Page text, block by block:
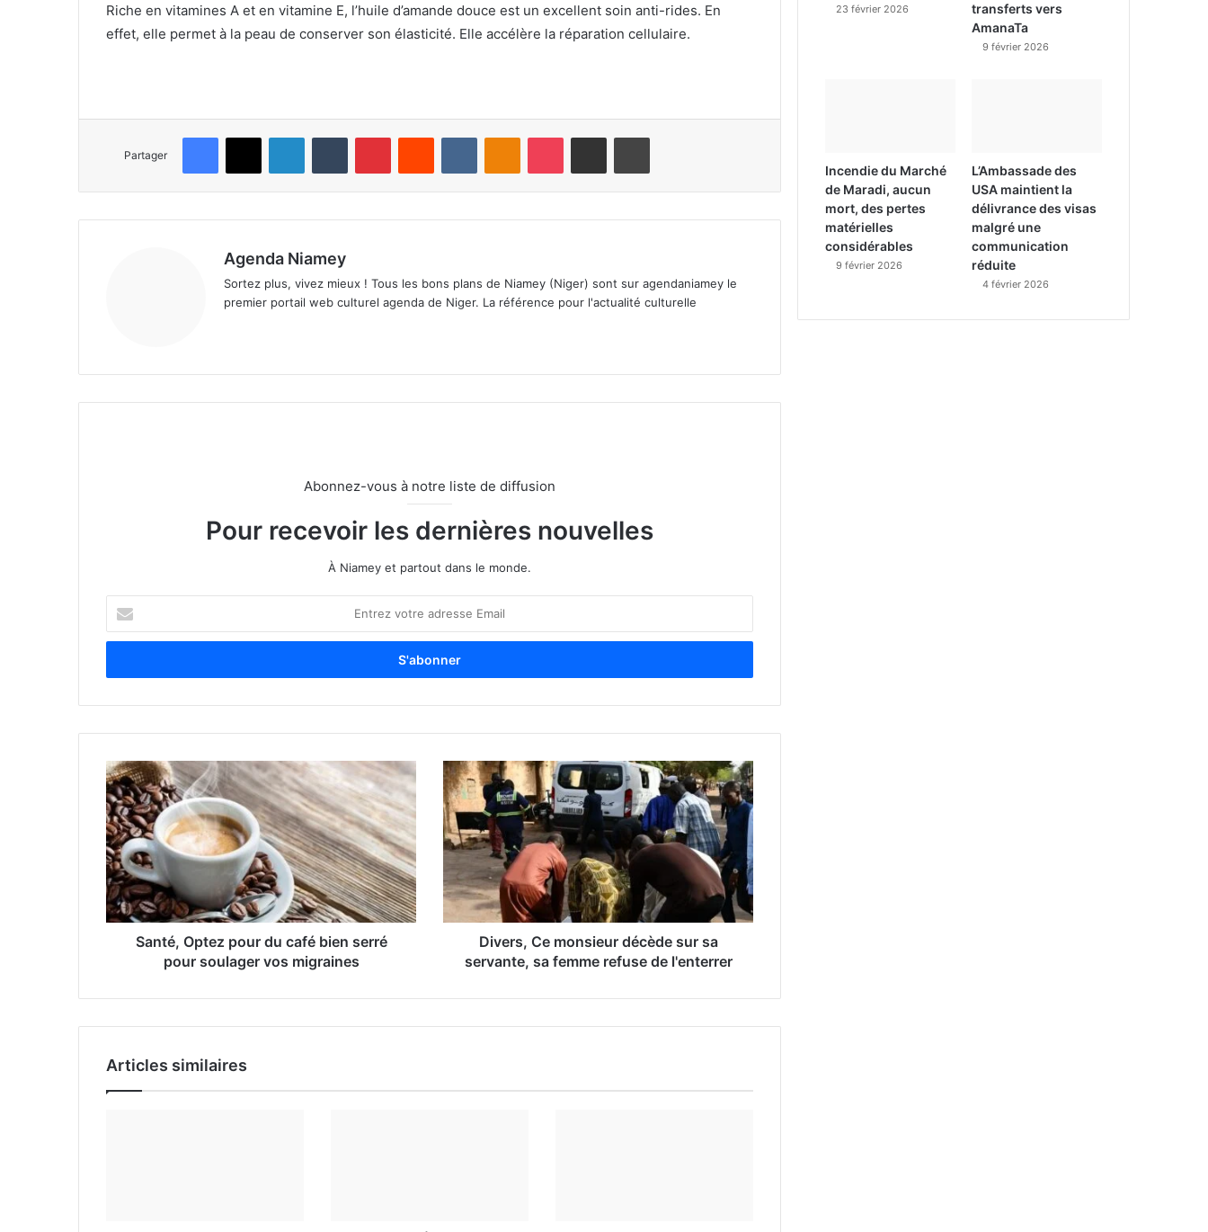
Riche en vitamines A et en vitamine E, l’huile d’amande douce est un excellent soin anti-rides. En
effet, elle permet à la peau de conserver son élasticité. Elle accélère la réparation cellulaire.
Partager
Agenda Niamey
Sortez plus, vivez mieux ! Tous les bons plans de Niamey (Niger) sont sur agendaniamey le
premier portail web culturel agenda de Niger. La référence pour l'actualité culturelle
Abonnez-vous à notre liste de diffusion
Pour recevoir les dernières nouvelles
À Niamey et partout dans le monde.
t
e
o
r
e
a
d
r
e
s
s
e
i
Santé, Optez pour du café bien serré
pour soulager vos migraines
Divers, Ce monsieur décède sur sa
servante, sa femme refuse de l'enterrer
Articles similaires
23 février 2026
transferts vers
AmanaTa
9 février 2026
Incendie du Marché
de Maradi, aucun
mort, des pertes
matérielles
considérables
9 février 2026
L’Ambassade des
USA maintient la
délivrance des visas
malgré une
communication
réduite
4 février 2026